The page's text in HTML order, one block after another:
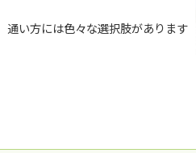
通い方には色々な選択肢があります